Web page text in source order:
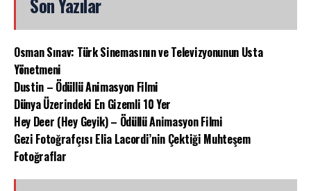
Osman Sınav: Türk Sinemasının ve Televizyonunun Usta
Yönetmeni
Dustin – Ödüllü Animasyon Filmi
Dünya Üzerindeki En Gizemli 10 Yer
Hey Deer (Hey Geyik) – Ödüllü Animasyon Filmi
Gezi Fotoğrafçısı Elia Lacordi’nin Çektiği Muhteşem
Fotoğraflar